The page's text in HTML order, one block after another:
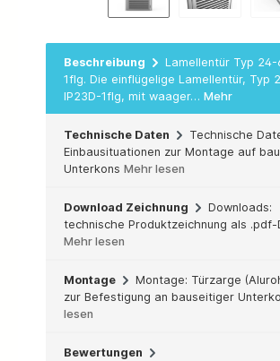
Beschreibung
Lamellentür Typ 24-
1flg. Die einflügelige Lamellentür, Typ
IP23D-1flg, mit waager… Mehr
Technische Daten
Technische
Einbausituationen zur Montage auf
Unterkons Mehr lesen
Download Zeichnung
technische Produktzeichnung als .pdf-
Mehr lesen
Montage
Montage: Türzarge
zur Befestigung an bauseitiger
lesen
Bewertungen